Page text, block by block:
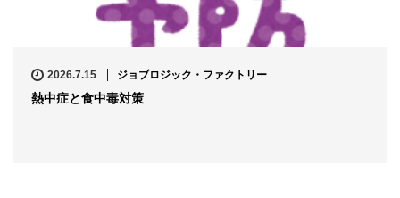
2026.7.15 ジョブロジック・ファクトリー
熱中症と食中毒対策